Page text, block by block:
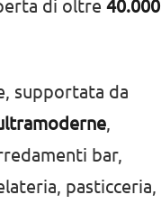
di oltre 40.000
supportata da
bar,
pasticceria,